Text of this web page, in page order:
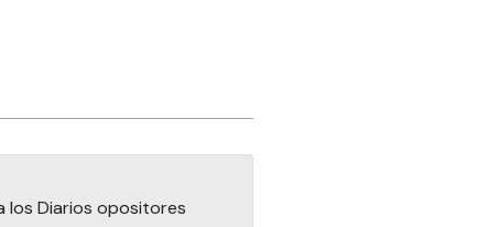
los Diarios opositores